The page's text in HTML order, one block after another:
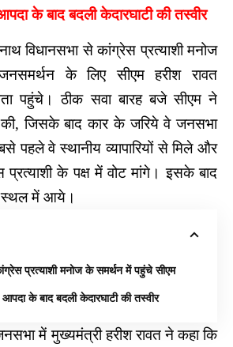
के बाद बदली केदारघाटी की तस्वीर
विधानसभा से कांग्रेस प्रत्याशी मनोज
के लिए सीएम हरीश रावत
पहुंचे। ठीक सवा बारह बजे सीएम ने
जिसके बाद कार के जरिये वे जनसभा
पहले वे स्थानीय व्यापारियों से मिले और
के पक्ष में वोट मांगे। इसके बाद
स्थल में आये।
प्रत्याशी मनोज के समर्थन में पहुंचे सीएम
के बाद बदली केदारघाटी की तस्वीर
में मुख्यमंत्री हरीश रावत ने कहा कि